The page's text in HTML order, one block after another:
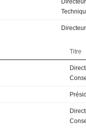
Directeur
Titre